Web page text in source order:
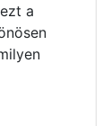
a